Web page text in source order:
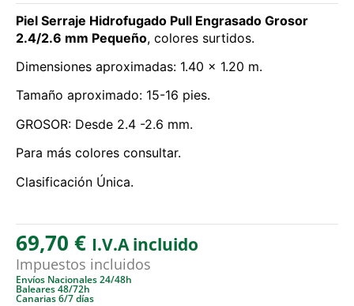
Piel Serraje Hidrofugado Pull Engrasado Grosor
2.4/2.6 mm Pequeño, colores surtidos.
Dimensiones aproximadas: 1.40 x 1.20 m.
Tamaño aproximado: 15-16 pies.
GROSOR: Desde 2.4 -2.6 mm.
Para más colores consultar.
Clasificación Única.
69,70 € I.V.A incluido
Impuestos incluidos
Envíos Nacionales 24/48h
Baleares 48/72h
Canarias 6/7 días